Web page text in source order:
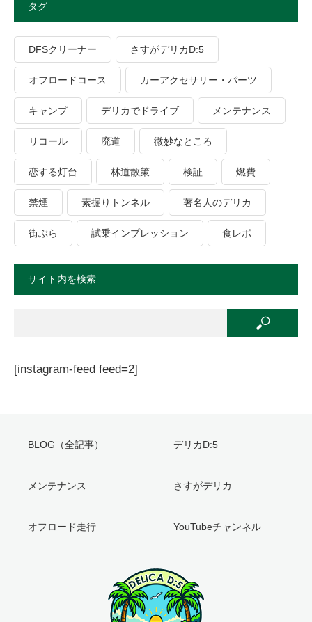
タグ
DFSクリーナー さすがデリカD:5
オフロードコース カーアクセサリー・パーツ
キャンプ デリカでドライブ メンテナンス
リコール 廃道 微妙なところ
恋する灯台 林道散策 検証 燃費
禁煙 素掘りトンネル 著名人のデリカ
街ぶら 試乗インプレッション 食レポ
サイト内を検索
[instagram-feed feed=2]
BLOG（全記事） デリカD:5
メンテナンス さすがデリカ
オフロード走行 YouTubeチャンネル